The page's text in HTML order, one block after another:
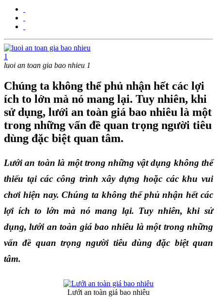
luoi an toan gia bao nhieu 1
Chúng ta không thể phủ nhận hết các lợi
ích to lớn mà nó mang lại. Tuy nhiên, khi
sử dụng, lưới an toàn giá bao nhiêu là một
trong những vấn đề quan trọng người tiêu
dùng đặc biệt quan tâm.
Lưới an toàn là một trong những vật dụng không thể
thiếu tại các công trình xây dựng hoặc các khu vui
chơi hiện nay. Chúng ta không thể phủ nhận hết các
lợi ích to lớn mà nó mang lại. Tuy nhiên, khi sử
dụng, lưới an toàn giá bao nhiêu là một trong những
vấn đề quan trọng người tiêu dùng đặc biệt quan
tâm.
Lưới an toàn giá bao nhiêu